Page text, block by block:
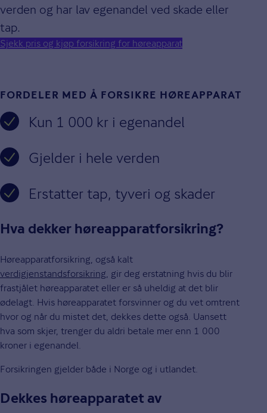
verden og har lav egenandel ved skade eller
tap.
Sjekk pris og kjøp forsikring for høreapparat
FORDELER MED Å FORSIKRE HØREAPPARAT
Kun 1 000 kr i egenandel
Gjelder i hele verden
Erstatter tap, tyveri og skader
Hva dekker høreapparatforsikring?
Høreapparatforsikring, også kalt
verdigjenstandsforsikring, gir deg erstatning hvis du blir
frastjålet høreapparatet eller er så uheldig at det blir
ødelagt. Hvis høreapparatet forsvinner og du vet omtrent
hvor og når du mistet det, dekkes dette også. Uansett
hva som skjer, trenger du aldri betale mer enn 1 000
kroner i egenandel.
Forsikringen gjelder både i Norge og i utlandet.
Dekkes høreapparatet av